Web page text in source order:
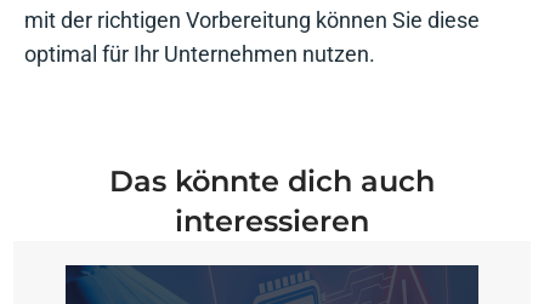
mit der richtigen Vorbereitung können Sie diese
optimal für Ihr Unternehmen nutzen.
Das könnte dich auch
interessieren